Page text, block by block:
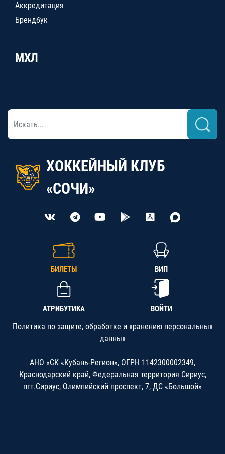
Аккредитация
Брендбук
МХЛ
ХОККЕЙНЫЙ КЛУБ
«СОЧИ»
БИЛЕТЫ ВИП
АТРИБУТИКА ВОЙТИ
Политика по защите, обработке и хранению персональных
данных
АНО «СК «Кубань-Регион», ОГРН 1142300002349,
Краснодарский край, Федеральная территория Сириус,
пгт.Сириус, Олимпийский проспект, 7, ДС «Большой»